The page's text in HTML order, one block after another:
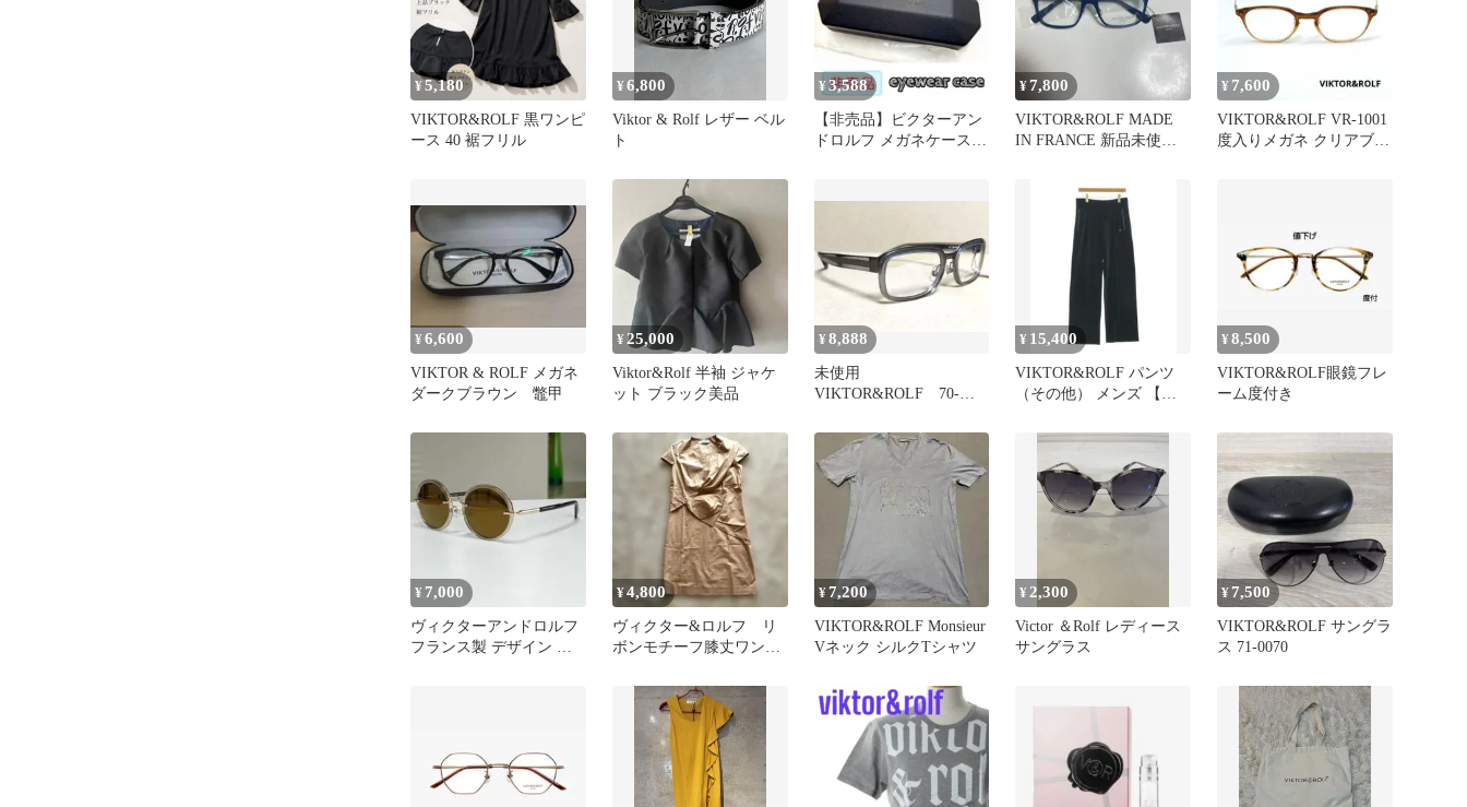
¥5,180
VIKTOR&ROLF 黒ワンピ
ース 40 裾フリル
¥6,800
Viktor & Rolf レザー ベル
ト
¥3,588
【非売品】ビクターアン
ドロルフ メガネケース
¥7,800
VIKTOR&ROLF MADE
IN FRANCE 新品未使
¥ 7,600
VIKTOR&ROLF VR-1001
度入りメガネ クリアブラ
¥6,600
VIKTOR & ROLF メガネ
ダークブラウン 鼈甲
¥25,000
Viktor&Rolf 半袖 ジャケ
ット ブラック美品
¥8,888
未使用
VIKTOR&ROLF 70-
¥ 15,400
VIKTOR&ROLF パンツ
（その他） メンズ 【古
料】
¥8,500
VIKTOR&ROLF眼鏡フレ
ーム度付き
¥ 7,000
ヴィクターアンドロルフ
フランス製 デザイン サ
¥4,800
ヴィクター&ロルフ リ
ボンモチーフ膝丈ワンピ
¥7,200
VIKTOR&ROLF Monsieur
Vネック シルクTシャツ
¥2,300
Victor ＆Rolf レディース
サングラス
¥7,500
VIKTOR&ROLF サングラ
ス 71-0070